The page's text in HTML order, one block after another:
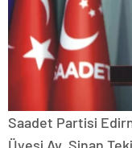
Saadet Partisi
Üyesi Av. Sinan